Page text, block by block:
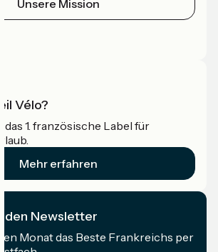
Unsere Mission
Vélo?
das 1. französische Label für
Mehr erfahren
den Newsletter
Monat das Beste Frankreichs per